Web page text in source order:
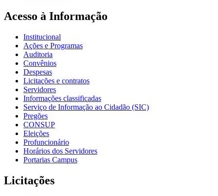
Acesso à Informação
Institucional
Ações e Programas
Auditoria
Convênios
Despesas
Licitações e contratos
Servidores
Informações classificadas
Serviço de Informação ao Cidadão (SIC)
Pregões
CONSUP
Eleições
Profuncionário
Horários dos Servidores
Portarias Campus
Licitações